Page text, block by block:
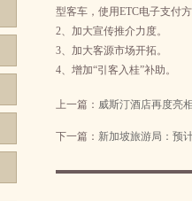
型客车，使用ETC电子支付
2、加大宣传推介力度。
3、加大客源市场开拓。
4、增加“引客入桂”补助。
上一篇： 威斯汀酒店再度亮
下一篇： 新加坡旅游局：预